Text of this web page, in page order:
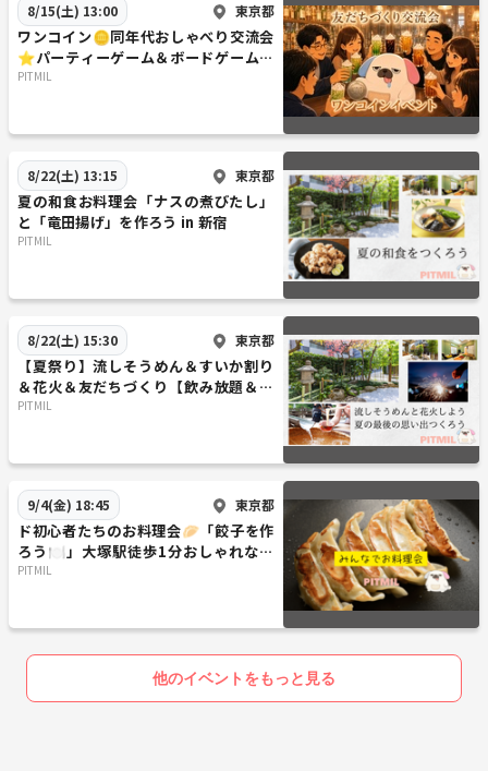
～オーナーより～
「来てくれたみんなが一度きりのご縁じゃなくて
みんなが友達になってくれることを願っています」
集まってくれたみんなが全員友達になって、また会おうね！ご飯行こう
ね！遊ぼうね！って言ってくれるような関係になっていただけたら嬉し
いです！
大人のマダミス会Legacy【夜の部in六本木】にぜひお越しください！
お酒を飲みながらマダミス&ボドゲ
"友だちができる自由なマダミス会"
【ここに来れば必ずマダミスができる】
🎈🎈🎈🎈🎈🎈🎈🎈🎈🎈🎈🎈🎈🎈🎈
遊べるマーダーミステリー 数は日本一 (多分)
🎈🎈🎈🎈🎈🎈🎈🎈🎈🎈🎈🎈🎈🎈🎈
⭐年齢・性別一切不問⭐
シャンデリア煌めく重厚感のある会場で
友だちができるマーダーミステリーをしましょう🥃
ミステリーを楽しむだけでなく
せっかくの大切な出会いなんだから
みんな友だちになってもらいたいです！
8/15(土) 13:00 東京都
ワンコイン🪙同年代おしゃべり交流会
⭐パーティーゲーム＆ボードゲーム＆
任天堂Swichで遊ぼう
PITMIL
8/22(土) 13:15 東京都
夏の和食お料理会「ナスの煮びたし」
と「竜田揚げ」を作ろう in 新宿
PITMIL
8/22(土) 15:30 東京都
【夏祭り】流しそうめん＆すいか割り
＆花火＆友だちづくり【飲み放題＆食
べ放題】カメラマンが夏の思い出を撮
PITMIL
9/4(金) 18:45 東京都
ド初心者たちのお料理会🥟「餃子を作
ろう🍽️」大塚駅徒歩1分おしゃれなお
部屋『初参加大歓迎』
PITMIL
他のイベントをもっと見る